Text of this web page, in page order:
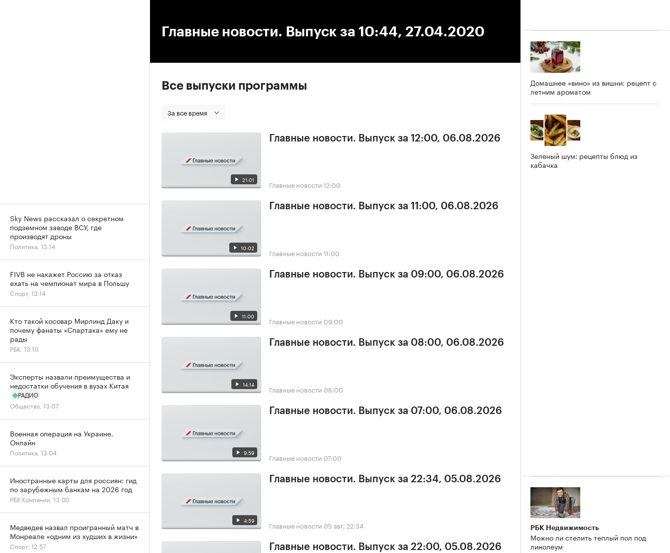
Главные новости. Выпуск за 10:44, 27.04.2020
Все выпуски программы
За все время
21:01
Главные новости. Выпуск за 12:00, 06.08.2026
Главные новости 12:00
10:02
Главные новости. Выпуск за 11:00, 06.08.2026
Главные новости 11:00
11:00
Главные новости. Выпуск за 09:00, 06.08.2026
Главные новости 09:00
14:14
Главные новости. Выпуск за 08:00, 06.08.2026
Главные новости 08:00
9:59
Главные новости. Выпуск за 07:00, 06.08.2026
Главные новости 07:00
4:59
Главные новости. Выпуск за 22:34, 05.08.2026
Главные новости 05 авг, 22:34
Главные новости. Выпуск за 22:00, 05.08.2026
Домашнее «вино» из вишни: рецепт с
летним ароматом
Зеленый шум: рецепты блюд из
кабачка
РБК Недвижимость
Можно ли стелить теплый пол под
линолеум
Sky News рассказал о секретном
подземном заводе ВСУ, где
производят дроны
Политика, 13:14
FIVB не накажет Россию за отказ
ехать на чемпионат мира в Польшу
Спорт, 13:14
Кто такой косовар Мирлинд Даку и
почему фанаты «Спартака» ему не
рады
РБК, 13:10
Эксперты назвали преимущества и
недостатки обучения в вузах Китая
РАДИО
Общество, 13:07
Военная операция на Украине.
Онлайн
Политика, 13:04
Иностранные карты для россиян: гид
по зарубежным банкам на 2026 год
РБК Компании, 13:00
Медведев назвал проигранный матч в
Монреале «одним из худших в жизни»
Спорт, 12:57